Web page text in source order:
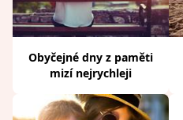
Obyčejné dny z paměti
mizí nejrychleji